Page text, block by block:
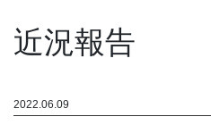
近況報告
2022.06.09